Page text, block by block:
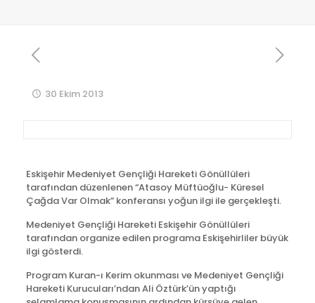
30 Ekim 2013
Eskişehir Medeniyet Gençliği Hareketi Gönüllüleri
tarafından düzenlenen “Atasoy Müftüoğlu- Küresel
Çağda Var Olmak” konferansı yoğun ilgi ile gerçekleşti.
Medeniyet Gençliği Hareketi Eskişehir Gönüllüleri
tarafından organize edilen programa Eskişehirliler büyük
ilgi gösterdi.
Program Kuran-ı Kerim okunması ve Medeniyet Gençliği
Hareketi Kurucuları’ndan Ali Öztürk’ün yaptığı